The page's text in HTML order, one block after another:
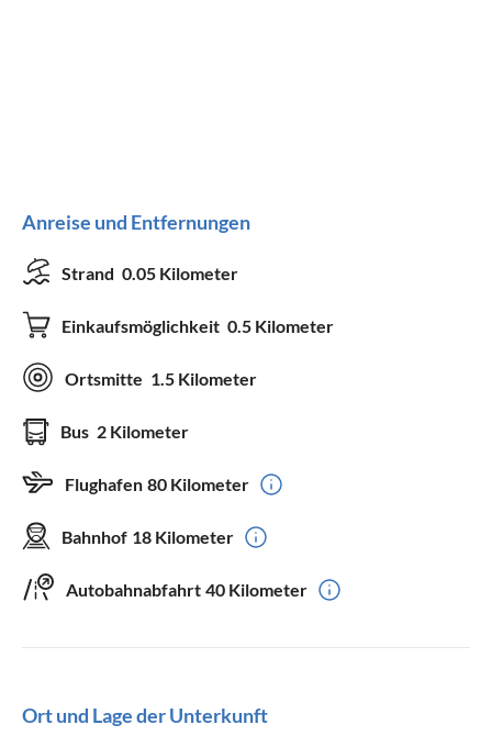
Anreise und Entfernungen
Strand 0.05 Kilometer
Einkaufsmöglichkeit 0.5 Kilometer
Ortsmitte 1.5 Kilometer
Bus 2 Kilometer
Flughafen 80 Kilometer
Bahnhof 18 Kilometer
Autobahnabfahrt 40 Kilometer
Ort und Lage der Unterkunft